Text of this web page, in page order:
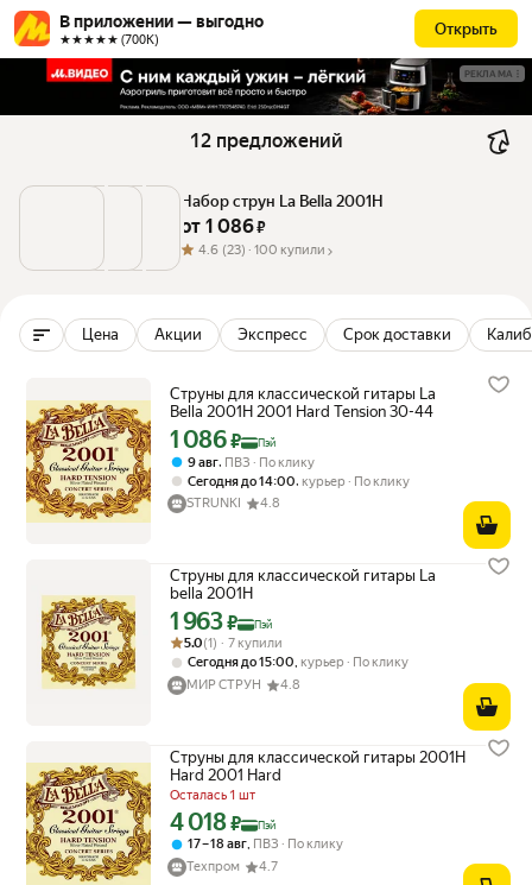
В приложении — выгодно
★★★★★ (700К)
Открыть
РЕКЛАМА
12 предложений
Набор струн La Bella 2001H
от 1 086 ₽
4.6 (23) · 100 купили
Цена Акции Экспресс Срок доставки
Струны для классической гитары La
Bella 2001H 2001 Hard Tension 30-44
Цена с картой Яндекс Пэй 1086 ₽ вместо
1 086₽ Пэй
9 авг, ПВЗ
По клику
Сегодня до 14:00, курьер
По клику
STRUNKI
4.8
Струны для классической гитары La
bella 2001H
Цена с картой Яндекс Пэй 1963 ₽ вместо
1 963₽ Пэй
Рейтинг товара: 5.0 из 5
Оценок: (1) · 7 купили
5.0(1) · 7 купили
Сегодня до 15:00, курьер
По клику
МИР СТРУН
4.8
Струны для классической гитары 2001H
Hard 2001 Hard
Осталась 1 шт
Цена с картой Яндекс Пэй 4018 ₽ вместо
4 018₽ Пэй
17 – 18 авг ПВЗ
По клику
Техпром
4.7